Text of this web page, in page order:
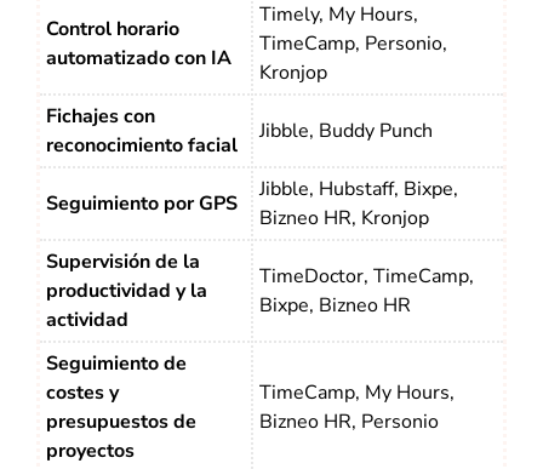
Control horario
automatizado con IA
Timely, My Hours,
TimeCamp, Personio,
Kronjop
Fichajes con
reconocimiento facial
Jibble, Buddy Punch
Seguimiento por GPS
Jibble, Hubstaff, Bixpe,
Bizneo HR, Kronjop
Supervisión de la
productividad y la
actividad
TimeDoctor, TimeCamp,
Bixpe, Bizneo HR
Seguimiento de
costes y
presupuestos de
proyectos
TimeCamp, My Hours,
Bizneo HR, Personio